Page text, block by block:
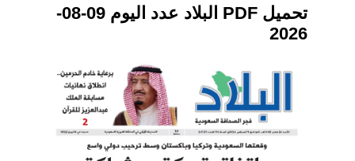
تحميل PDF البلاد عدد اليوم 09-08-
2026